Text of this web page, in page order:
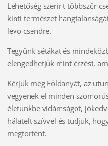
Lehetőség szerint többször
kinti természet
lévő csendre.
Tegyünk sétákat és
elengedhetjük mint érzést,
Kérjük meg Földanyát, az
vegyenek el minden
életünkbe vidámságot,
hálatelt szívvel és tudjuk,
megtörtént.